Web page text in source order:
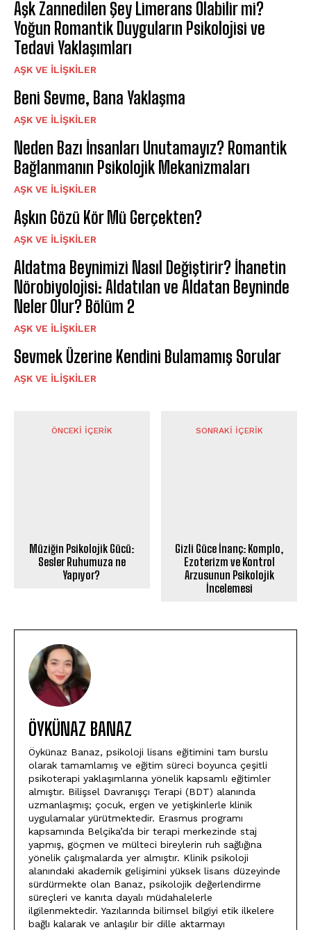
Aşk Zannedilen Şey Limerans Olabilir mi?
Yoğun Romantik Duyguların Psikolojisi ve
Tedavi Yaklaşımları
AŞK VE İLIŞKILER
Beni Sevme, Bana Yaklaşma
AŞK VE İLIŞKILER
Neden Bazı İnsanları Unutamayız? Romantik
Bağlanmanın Psikolojik Mekanizmaları
AŞK VE İLIŞKILER
Aşkın Gözü Kör Mü Gerçekten?
AŞK VE İLIŞKILER
Aldatma Beynimizi Nasıl Değiştirir? İhanetin
Nörobiyolojisi: Aldatılan ve Aldatan Beyninde
Neler Olur? Bölüm 2
AŞK VE İLIŞKILER
Sevmek Üzerine Kendini Bulamamış Sorular
AŞK VE İLIŞKILER
ÖNCEKI İÇERIK
Müziğin Psikolojik Gücü:
Sesler Ruhumuza ne
Yapıyor?
SONRAKI İÇERIK
Gizli Güce İnanç: Komplo,
Ezoterizm ve Kontrol
Arzusunun Psikolojik
İncelemesi
ÖYKÜNAZ BANAZ
Öykünaz Banaz, psikoloji lisans eğitimini tam burslu
olarak tamamlamış ve eğitim süreci boyunca çeşitli
psikoterapi yaklaşımlarına yönelik kapsamlı eğitimler
almıştır. Bilişsel Davranışçı Terapi (BDT) alanında
uzmanlaşmış; çocuk, ergen ve yetişkinlerle klinik
uygulamalar yürütmektedir. Erasmus programı
kapsamında Belçika’da bir terapi merkezinde staj
yapmış, göçmen ve mülteci bireylerin ruh sağlığına
yönelik çalışmalarda yer almıştır. Klinik psikoloji
alanındaki akademik gelişimini yüksek lisans düzeyinde
sürdürmekte olan Banaz, psikolojik değerlendirme
süreçleri ve kanıta dayalı müdahalelerle
ilgilenmektedir. Yazılarında bilimsel bilgiyi etik ilkelere
bağlı kalarak ve anlaşılır bir dille aktarmayı